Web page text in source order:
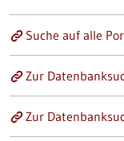
Suche auf alle
Zur
Zur